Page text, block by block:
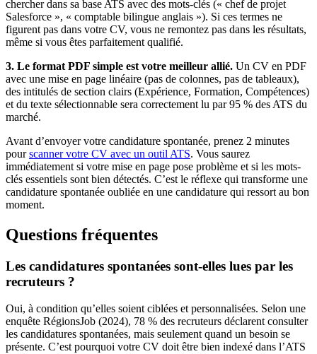
chercher dans sa base ATS avec des mots-clés (« chef de projet
Salesforce », « comptable bilingue anglais »). Si ces termes ne
figurent pas dans votre CV, vous ne remontez pas dans les résultats,
même si vous êtes parfaitement qualifié.
3. Le format PDF simple est votre meilleur allié. Un CV en PDF
avec une mise en page linéaire (pas de colonnes, pas de tableaux),
des intitulés de section clairs (Expérience, Formation, Compétences)
et du texte sélectionnable sera correctement lu par 95 % des ATS du
marché.
Avant d’envoyer votre candidature spontanée, prenez 2 minutes
pourscanner votre CV avec un outil ATS. Vous saurez
immédiatement si votre mise en page pose problème et si les mots-
clés essentiels sont bien détectés. C’est le réflexe qui transforme une
candidature spontanée oubliée en une candidature qui ressort au bon
moment.
Questions fréquentes
Les candidatures spontanées sont-elles lues par les
recruteurs ?
Oui, à condition qu’elles soient ciblées et personnalisées. Selon une
enquête RégionsJob (2024), 78 % des recruteurs déclarent consulter
les candidatures spontanées, mais seulement quand un besoin se
présente. C’est pourquoi votre CV doit être bien indexé dans l’ATS